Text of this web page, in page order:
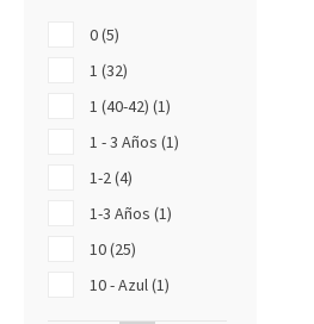
0 (5)
1 (32)
1 (40-42) (1)
1 - 3 Años (1)
1-2 (4)
1-3 Años (1)
10 (25)
10 - Azul (1)